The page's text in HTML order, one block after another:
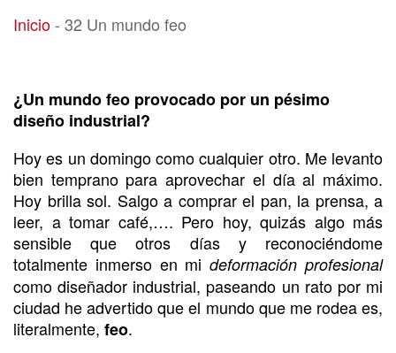
32 Un mundo feo
Inicio- 32 Un mundo feo
¿Un mundo feo provocado por un pésimo
diseño industrial?
Hoy es un domingo como cualquier otro. Me levanto
bien temprano para aprovechar el día al máximo.
Hoy brilla sol. Salgo a comprar el pan, la prensa, a
leer, a tomar café,…. Pero hoy, quizás algo más
sensible que otros días y reconociéndome
totalmente inmerso en mideformación profesional
como diseñador industrial, paseando un rato por mi
ciudad he advertido que el mundo que me rodea es,
literalmente, feo.